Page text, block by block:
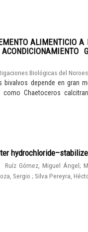
ALIMENTICIO A
Biológicas del
depende en gran
Chaetoceros
Ruíz Gómez, Miguel Ángel;
Sergio; Silva Pereyra,